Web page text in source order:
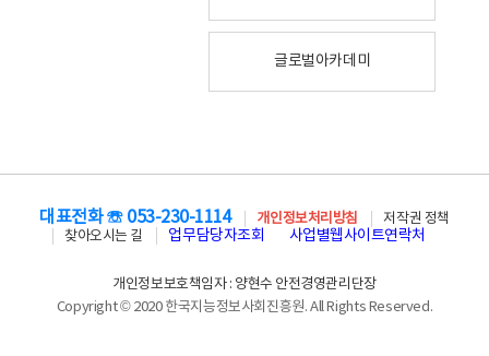
글로벌아카데미
대표전화 ☏ 053-230-1114 개인정보처리방침
저작권 정책
찾아오시는 길
업무담당자조회 사업별웹사이트연락처
개인정보보호책임자 : 양현수 안전경영관리단장
Copyright © 2020 한국지능정보사회진흥원. All Rights Reserved.